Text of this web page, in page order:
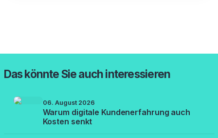
Das könnte Sie auch interessieren
06. August 2026
Warum digitale Kundenerfahrung auch
Kosten senkt